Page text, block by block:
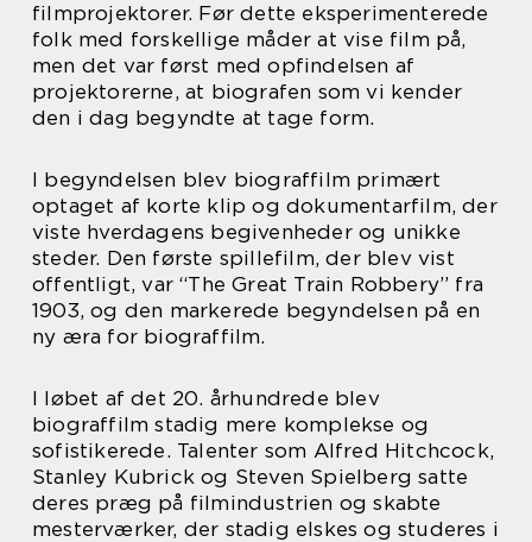
filmprojektorer. Før dette eksperimenterede
folk med forskellige måder at vise film på,
men det var først med opfindelsen af
projektorerne, at biografen som vi kender
den i dag begyndte at tage form.
I begyndelsen blev biograffilm primært
optaget af korte klip og dokumentarfilm, der
viste hverdagens begivenheder og unikke
steder. Den første spillefilm, der blev vist
offentligt, var “The Great Train Robbery” fra
1903, og den markerede begyndelsen på en
ny æra for biograffilm.
I løbet af det 20. århundrede blev
biograffilm stadig mere komplekse og
sofistikerede. Talenter som Alfred Hitchcock,
Stanley Kubrick og Steven Spielberg satte
deres præg på filmindustrien og skabte
mesterværker, der stadig elskes og studeres i